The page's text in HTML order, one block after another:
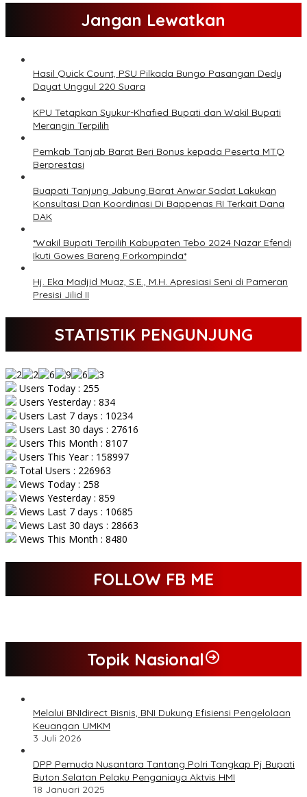
Jangan Lewatkan
Hasil Quick Count, PSU Pilkada Bungo Pasangan Dedy
Dayat Unggul 220 Suara
KPU Tetapkan Syukur-Khafied Bupati dan Wakil Bupati
Merangin Terpilih
Pemkab Tanjab Barat Beri Bonus kepada Peserta MTQ
Berprestasi
Buapati Tanjung Jabung Barat Anwar Sadat Lakukan
Konsultasi Dan Koordinasi Di Bappenas RI Terkait Dana
DAK
*Wakil Bupati Terpilih Kabupaten Tebo 2024 Nazar Efendi
Ikuti Gowes Bareng Forkompinda*
Hj. Eka Madjid Muaz, S.E., M.H. Apresiasi Seni di Pameran
Presisi Jilid II
STATISTIK PENGUNJUNG
Users Today : 255
Users Yesterday : 834
Users Last 7 days : 10234
Users Last 30 days : 27616
Users This Month : 8107
Users This Year : 158997
Total Users : 226963
Views Today : 258
Views Yesterday : 859
Views Last 7 days : 10685
Views Last 30 days : 28663
Views This Month : 8480
FOLLOW FB ME
Topik Nasional
Melalui BNIdirect Bisnis, BNI Dukung Efisiensi Pengelolaan
Keuangan UMKM
3 Juli 2026
DPP Pemuda Nusantara Tantang Polri Tangkap Pj Bupati
Buton Selatan Pelaku Penganiaya Aktvis HMI
18 Januari 2025